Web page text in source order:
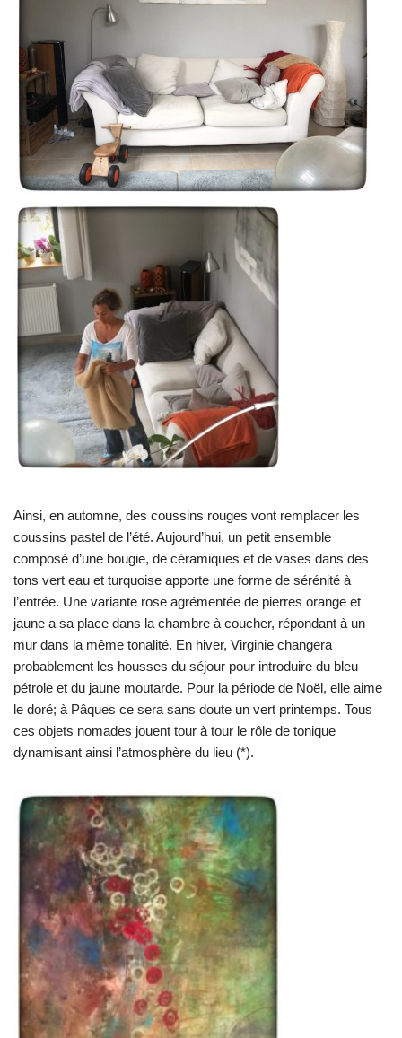
Ainsi, en automne, des coussins rouges vont remplacer les
coussins pastel de l’été. Aujourd’hui, un petit ensemble
composé d’une bougie, de céramiques et de vases dans des
tons vert eau et turquoise apporte une forme de sérénité à
l’entrée. Une variante rose agrémentée de pierres orange et
jaune a sa place dans la chambre à coucher, répondant à un
mur dans la même tonalité. En hiver, Virginie changera
probablement les housses du séjour pour introduire du bleu
pétrole et du jaune moutarde. Pour la période de Noël, elle aime
le doré; à Pâques ce sera sans doute un vert printemps. Tous
ces objets nomades jouent tour à tour le rôle de tonique
dynamisant ainsi l’atmosphère du lieu (*).